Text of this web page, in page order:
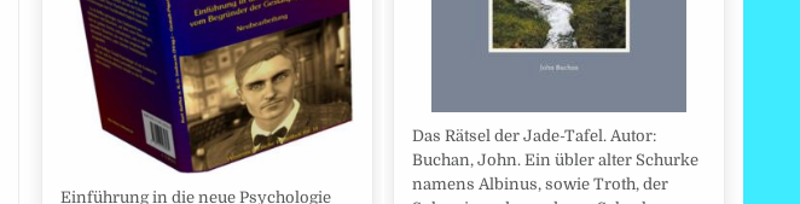
Einführung in die neue Psychologie
Das Rätsel der Jade-Tafel. Autor:
Buchan, John. Ein übler alter Schurke
namens Albinus, sowie Troth, der